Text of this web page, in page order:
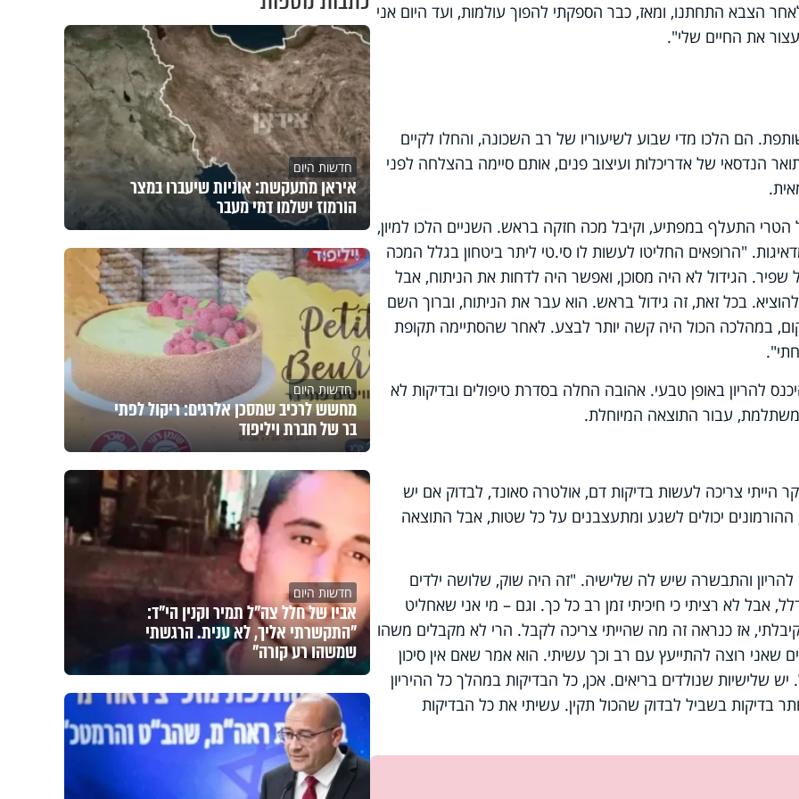
הצבא התחתנו, ומאז, כבר הספקתי להפוך עולמות, ועד היום אני
את החיים שלי".
הם הלכו מדי שבוע לשיעוריו של רב השכונה, והחלו לקיים
הנדסאי של אדריכלות ועיצוב פנים, אותם סיימה בהצלחה לפני
התעלף במפתיע, וקיבל מכה חזקה בראש. השניים הלכו למיון,
"הרופאים החליטו לעשות לו סי.טי ליתר ביטחון בגלל המכה
הגידול לא היה מסוכן, ואפשר היה לדחות את הניתוח, אבל
בכל זאת, זה גידול בראש. הוא עבר את הניתוח, וברוך השם
במהלכה הכול היה קשה יותר לבצע. לאחר שהסתיימה תקופת
להריון באופן טבעי. אהובה החלה בסדרת טיפולים ובדיקות לא
עבור התוצאה המיוחלת.
הייתי צריכה לעשות בדיקות דם, אולטרה סאונד, לבדוק אם יש
יכולים לשגע ומתעצבנים על כל שטות, אבל התוצאה
והתבשרה שיש לה שלישיה. "זה היה שוק, שלושה ילדים
אבל לא רציתי כי חיכיתי זמן רב כל כך. וגם – מי אני שאחליט
אז כנראה זה מה שהייתי צריכה לקבל. הרי לא מקבלים משהו
שאני רוצה להתייעץ עם רב וכך עשיתי. הוא אמר שאם אין סיכון
שלישיות שנולדים בריאים. אכן, כל הבדיקות במהלך כל ההיריון
בדיקות בשביל לבדוק שהכול תקין. עשיתי את כל הבדיקות
חדשות היום
איראן מתעקשת: אוניות שיעברו במצר
הורמוז ישלמו דמי מעבר
חדשות היום
מחשש לרכיב שמסכן אלרגים: ריקול לפתי
בר של חברת ויליפוד
חדשות היום
אביו של חלל צה"ל תמיר וקנין הי"ד:
"התקשרתי אליך, לא ענית. הרגשתי
שמשהו רע קורה"